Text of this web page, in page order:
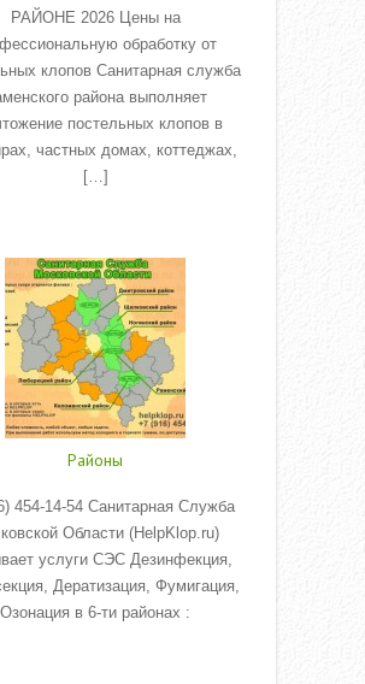
РАЙОНЕ 2026 Цены на
обработку от
клопов Санитарная служба
района выполняет
постельных клопов в
частных домах, коттеджах,
[…]
Районы
454-14-54 Санитарная Служба
Области (HelpKlop.ru)
услуги СЭС Дезинфекция,
Дератизация, Фумигация,
Озонация в 6-ти районах :